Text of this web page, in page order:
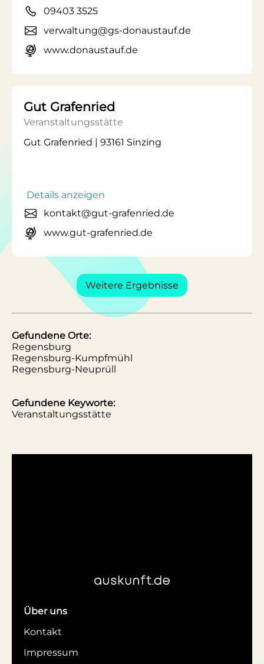
09403 3525
verwaltung@gs-donaustauf.de
www.donaustauf.de
Gut Grafenried
Veranstaltungsstätte
Gut Grafenried | 93161 Sinzing
Details anzeigen
kontakt@gut-grafenried.de
www.gut-grafenried.de
Weitere Ergebnisse
Gefundene Orte:
Regensburg
Regensburg-Kumpfmühl
Regensburg-Neuprüll
Gefundene Keyworte:
Veranstaltungsstätte
Über uns
Kontakt
Impressum